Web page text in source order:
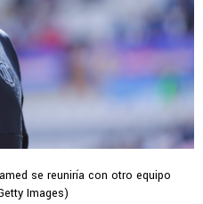
se reuniría con otro equipo
Images)